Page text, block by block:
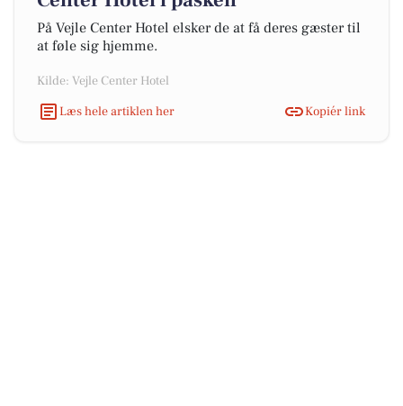
På Vejle Center Hotel elsker de at få deres gæster til
at føle sig hjemme.
Kilde: Vejle Center Hotel
Læs hele artiklen her
Kopiér link